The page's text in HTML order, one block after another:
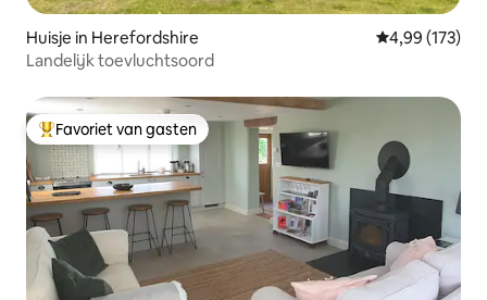
Huisje in Herefordshire Gemiddelde
4,99 (173)
Landelijk toevluchtsoord
Topfavoriet van gasten
Favoriet van gasten